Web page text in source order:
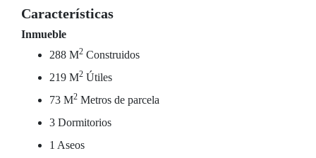
Características
Inmueble
288 M2 Construidos
219 M2 Útiles
73 M2 Metros de parcela
3 Dormitorios
1 Aseos